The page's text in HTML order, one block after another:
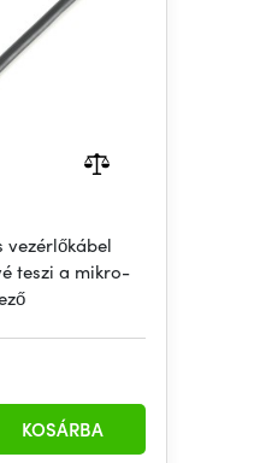
vezérlőkábel
teszi a mikro-
KOSÁRBA